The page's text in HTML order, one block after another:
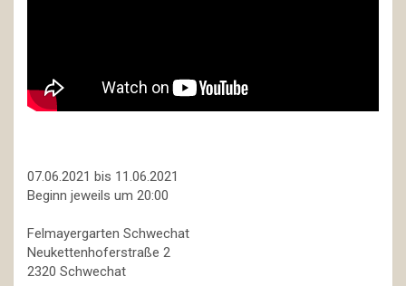
07.06.2021 bis 11.06.2021
Beginn jeweils um 20:00
Felmayergarten Schwechat
Neukettenhoferstraße 2
2320 Schwechat